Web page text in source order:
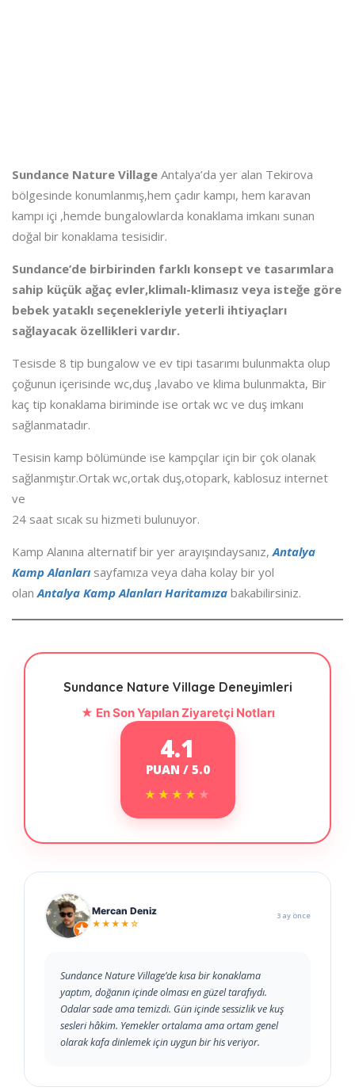
Sundance Nature Village Antalya’da yer alan Tekirova
bölgesinde konumlanmış,hem çadır kampı, hem karavan
kampı içi ,hemde bungalowlarda konaklama imkanı sunan
doğal bir konaklama tesisidir.
Sundance’de birbirinden farklı konsept ve tasarımlara
sahip küçük ağaç evler,klimalı-klimasız veya isteğe göre
bebek yataklı seçenekleriyle yeterli ihtiyaçları
sağlayacak özellikleri vardır.
Tesisde 8 tip bungalow ve ev tipi tasarımı bulunmakta olup
çoğunun içerisinde wc,duş ,lavabo ve klima bulunmakta, Bir
kaç tip konaklama biriminde ise ortak wc ve duş imkanı
sağlanmatadır.
Tesisin kamp bölümünde ise kampçılar için bir çok olanak
sağlanmıştır.Ortak wc,ortak duş,otopark, kablosuz internet
ve
24 saat sıcak su hizmeti bulunuyor.
Kamp Alanına alternatif bir yer arayışındaysanız,Antalya
Kamp Alanları sayfamıza veya daha kolay bir yol
olanAntalya Kamp Alanları Haritamıza bakabilirsiniz.
Sundance Nature Village Deneyimleri
★ En Son Yapılan Ziyaretçi Notları
4.1
PUAN / 5.0
★★★★★
★★★★★
Mercan Deniz
★★★★☆
3 ay önce
Sundance Nature Village’de kısa bir konaklama
yaptım, doğanın içinde olması en güzel tarafıydı.
Odalar sade ama temizdi. Gün içinde sessizlik ve kuş
sesleri hâkim. Yemekler ortalama ama ortam genel
olarak kafa dinlemek için uygun bir his veriyor.